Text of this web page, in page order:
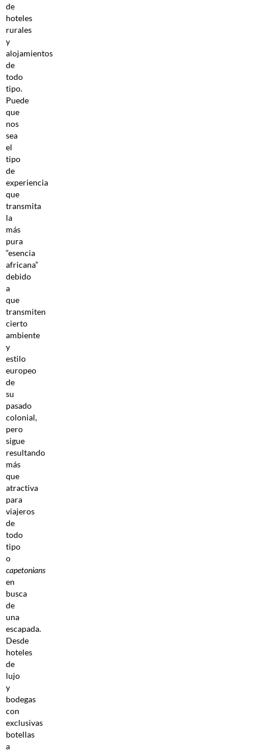
de
hoteles
rurales
y
alojamientos
de
todo
tipo.
Puede
que
nos
sea
el
tipo
de
experiencia
que
transmita
la
más
pura
“esencia
africana”
debido
a
que
transmiten
cierto
ambiente
y
estilo
europeo
de
su
pasado
colonial,
pero
sigue
resultando
más
que
atractiva
para
viajeros
de
todo
tipo
o
capetonians
en
busca
de
una
escapada.
Desde
hoteles
de
lujo
y
bodegas
con
exclusivas
botellas
a